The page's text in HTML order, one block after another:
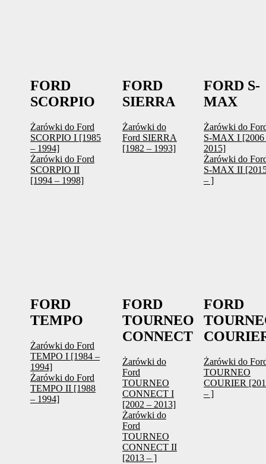
FORD
SCORPIO
Żarówki do Ford
SCORPIO I [1985
– 1994]
Żarówki do Ford
SCORPIO II
[1994 – 1998]
FORD
SIERRA
Żarówki do
Ford SIERRA
[1982 – 1993]
FORD S-
MAX
Żarówki do
S-MAX I [2006
2015]
Żarówki do
S-MAX II
– ]
FORD
TEMPO
Żarówki do Ford
TEMPO I [1984 –
1994]
Żarówki do Ford
TEMPO II [1988
– 1994]
FORD
TOURNEO
CONNECT
Żarówki do
Ford
TOURNEO
CONNECT I
[2002 – 2013]
Żarówki do
Ford
TOURNEO
CONNECT II
[2013 – ]
FORD
Żarówki do
TOURNEO
COURIER
– ]